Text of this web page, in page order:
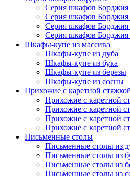
Серия шкафов Борджия
Серия шкафов Борджия
Серия шкафов Борджия
Серия шкафов Борджия
Шкафы-купе из массива
Шкафы-купе из дуба
Шкафы-купе из бука
Шкафы-купе из березы
Шкафы-купе из сосны
Прихожие с каретной
Прихожие с каретной
Прихожие с каретной
Прихожие с каретной
Прихожие с каретной
Письменные столы
Письменные столы из
Письменные столы из
Письменные столы из
Письменные столы из